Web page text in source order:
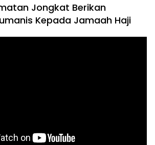
Jongkat Berikan
Kepada Jamaah Haji